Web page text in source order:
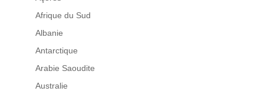
Afrique du Sud
Albanie
Antarctique
Arabie Saoudite
Australie